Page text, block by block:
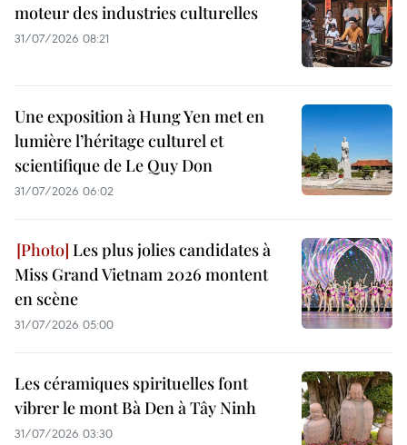
moteur des industries culturelles
31/07/2026 08:21
Une exposition à Hung Yen met en
lumière l’héritage culturel et
scientifique de Le Quy Don
31/07/2026 06:02
Les plus jolies candidates à
Miss Grand Vietnam 2026 montent
en scène
31/07/2026 05:00
Les céramiques spirituelles font
vibrer le mont Bà Den à Tây Ninh
31/07/2026 03:30